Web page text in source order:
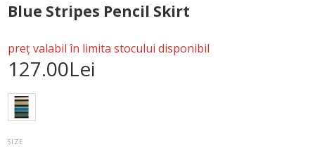
Blue Stripes Pencil Skirt
preț valabil în limita stocului disponibil
127.00Lei
SIZE